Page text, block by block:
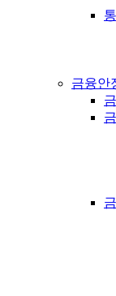
금융안